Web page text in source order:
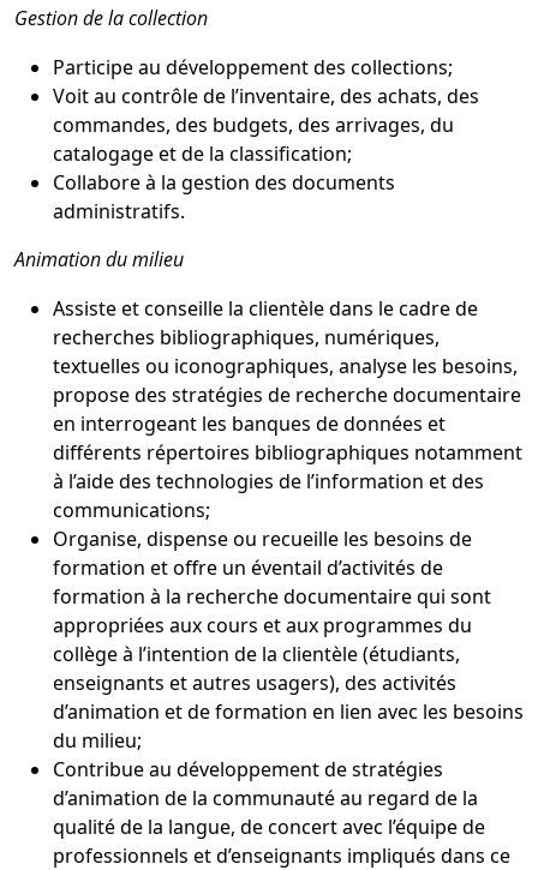
Gestion de la collection
Participe au développement des collections;
Voit au contrôle de l’inventaire, des achats, des
commandes, des budgets, des arrivages, du
catalogage et de la classification;
Collabore à la gestion des documents
administratifs.
Animation du milieu
Assiste et conseille la clientèle dans le cadre de
recherches bibliographiques, numériques,
textuelles ou iconographiques, analyse les besoins,
propose des stratégies de recherche documentaire
en interrogeant les banques de données et
différents répertoires bibliographiques notamment
à l’aide des technologies de l’information et des
communications;
Organise, dispense ou recueille les besoins de
formation et offre un éventail d’activités de
formation à la recherche documentaire qui sont
appropriées aux cours et aux programmes du
collège à l’intention de la clientèle (étudiants,
enseignants et autres usagers), des activités
d’animation et de formation en lien avec les besoins
du milieu;
Contribue au développement de stratégies
d’animation de la communauté au regard de la
qualité de la langue, de concert avec l’équipe de
professionnels et d’enseignants impliqués dans ce